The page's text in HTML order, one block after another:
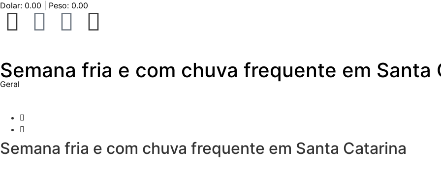
Dolar: 0.00 | Peso: 0.00
Semana fria e com chuva frequente em Santa
Geral
Semana fria e com chuva frequente em Santa Catarina